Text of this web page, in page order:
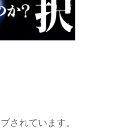
されています。